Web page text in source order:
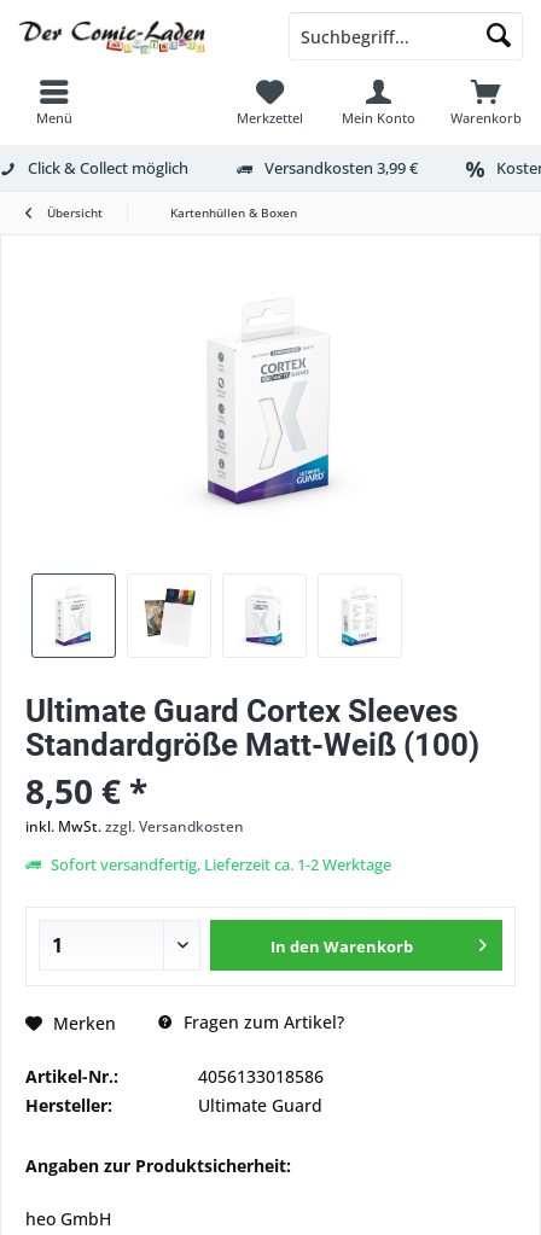
Menü Warenkorb
Merkzettel Mein Konto
Click & Collect möglich Versandkosten 3,99 €
Übersicht Kartenhüllen & Boxen
Ultimate Guard Cortex Sleeves
Standardgröße Matt-Weiß (100)
8,50 € *
inkl. MwSt.zzgl. Versandkosten
Sofort versandfertig, Lieferzeit ca. 1-2 Werktage
In den Warenkorb
Merken Fragen zum Artikel?
Artikel-Nr.:
4056133018586
Hersteller:
Ultimate Guard
Angaben zur Produktsicherheit:
heo GmbH